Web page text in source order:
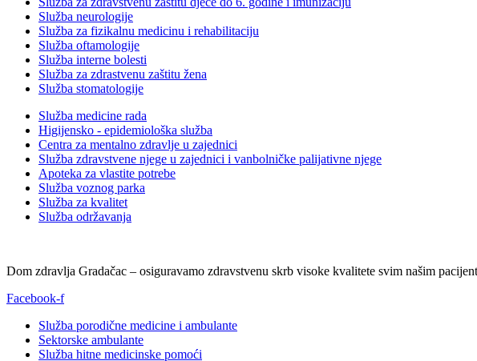
Služba neurologije
Služba za fizikalnu medicinu i rehabilitaciju
Služba oftamologije
Služba interne bolesti
Služba za zdrastvenu zaštitu žena
Služba stomatologije
Služba medicine rada
Higijensko - epidemiološka služba
Centra za mentalno zdravlje u zajednici
Služba zdravstvene njege u zajednici i vanbolničke palijativne njege
Apoteka za vlastite potrebe
Služba voznog parka
Služba za kvalitet
Služba održavanja
Dom zdravlja Gradačac – osiguravamo zdravstvenu skrb visoke kvalitete svim našim
Facebook-f
Služba porodične medicine i ambulante
Sektorske ambulante
Služba hitne medicinske pomoći